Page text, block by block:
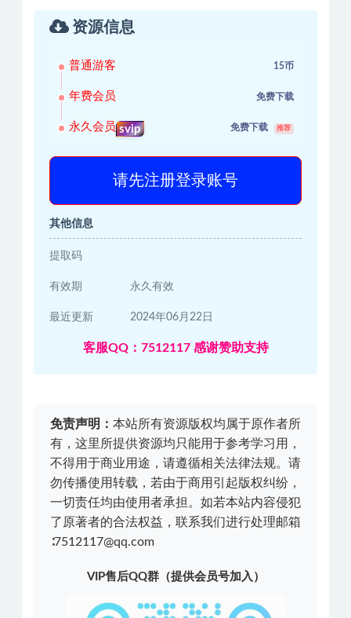
资源信息
普通游客 15币
年费会员 免费下载
永久会员 svip 免费下载 推荐
请先注册登录账号
其他信息
提取码
有效期 永久有效
最近更新 2024年06月22日
客服QQ：7512117 感谢赞助支持
免责声明： 本站所有资源版权均属于原作者所
有，这里所提供资源均只能用于参考学习用，
不得用于商业用途，请遵循相关法律法规。请
勿传播使用转载，若由于商用引起版权纠纷，
一切责任均由使用者承担。如若本站内容侵犯
了原著者的合法权益，联系我们进行处理邮箱
∶7512117@qq.com
VIP售后QQ群（提供会员号加入）